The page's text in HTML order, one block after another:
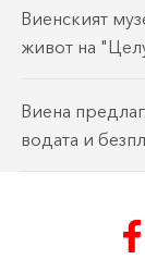
Виенският
живот на
Виена
водата и